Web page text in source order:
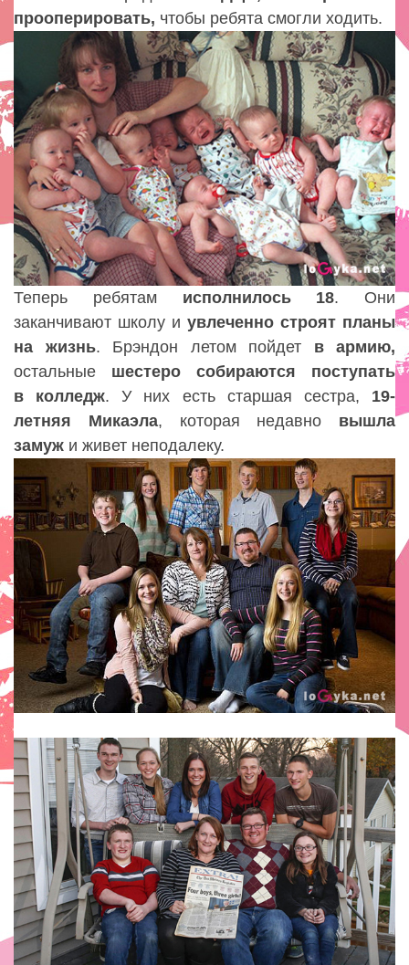
прооперировать, чтобы ребята смогли ходить.
Теперь ребятам исполнилось 18. Они
заканчивают школу и увлеченно строят планы
на жизнь. Брэндон летом пойдет в армию,
остальные шестеро собираются поступать
в колледж. У них есть старшая сестра, 19-
летняя Микаэла, которая недавно вышла
замуж и живет неподалеку.